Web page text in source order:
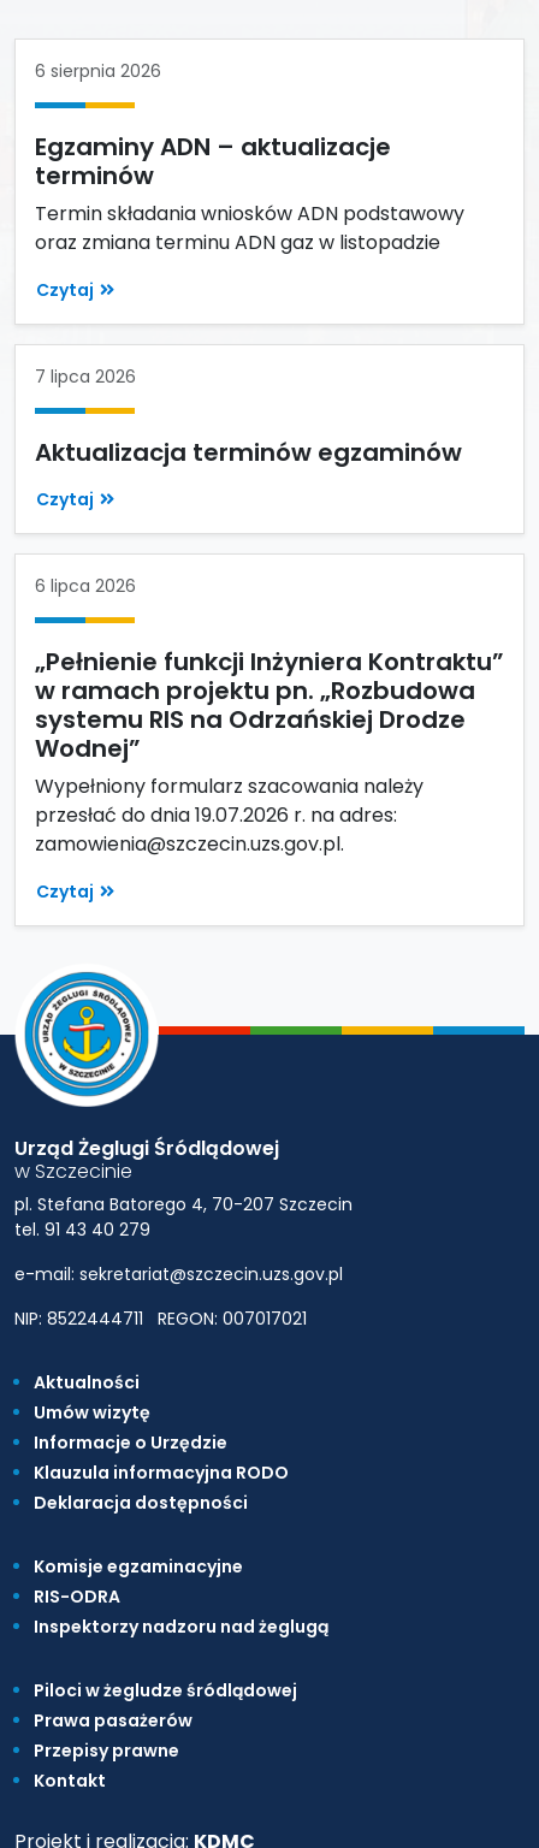
6 sierpnia 2026
Egzaminy ADN – aktualizacje
terminów
Termin składania wniosków ADN podstawowy
oraz zmiana terminu ADN gaz w listopadzie
Czytaj
7 lipca 2026
Aktualizacja terminów egzaminów
Czytaj
6 lipca 2026
„Pełnienie funkcji Inżyniera Kontraktu”
w ramach projektu pn. „Rozbudowa
systemu RIS na Odrzańskiej Drodze
Wodnej”
Wypełniony formularz szacowania należy
przesłać do dnia 19.07.2026 r. na adres:
zamowienia@szczecin.uzs.gov.pl.
Czytaj
Urząd Żeglugi Śródlądowej
w Szczecinie
pl. Stefana Batorego 4, 70-207 Szczecin
tel. 91 43 40 279
e-mail: sekretariat@szczecin.uzs.gov.pl
NIP: 8522444711
REGON: 007017021
Aktualności
Umów wizytę
Informacje o Urzędzie
Klauzula informacyjna RODO
Deklaracja dostępności
Komisje egzaminacyjne
RIS-ODRA
Inspektorzy nadzoru nad żeglugą
Piloci w żegludze śródlądowej
Prawa pasażerów
Przepisy prawne
Kontakt
Projekt i realizacja: KDMC